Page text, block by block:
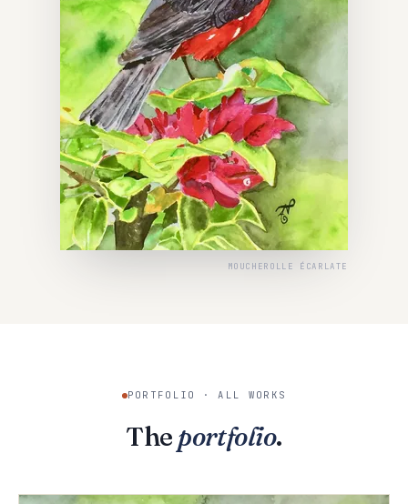
MOUCHEROLLE ÉCARLATE
PORTFOLIO · ALL WORKS
The portfolio.